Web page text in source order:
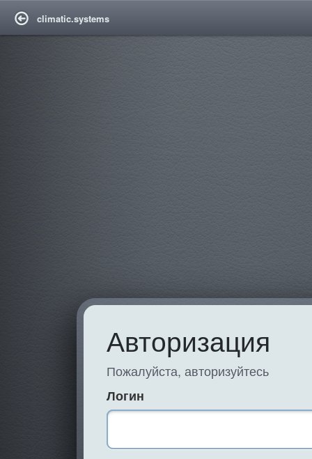
climatic.systems
Авторизация
Пожалуйста, авторизуйтесь
Логин